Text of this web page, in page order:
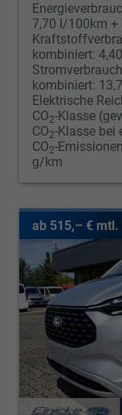
7,70 l/100km +
kombiniert:
kombiniert:
Elektrische
CO2-Klasse
CO2-Klasse bei
CO2-
g/km
ab 515,– € mtl.